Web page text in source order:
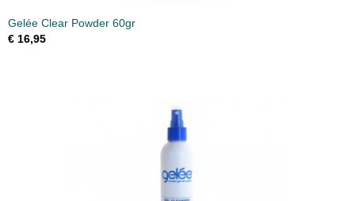
Gelée Clear Powder 60gr
€ 16,95